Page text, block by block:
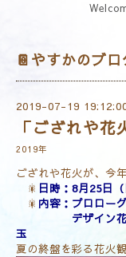
📔やすかのブロ
2019-07-19
「ござれや
2019年
ござれや花火が、今
🎇 日時：8月25日
🎇 内容：プロロー
デザイン花火、
玉
夏の終盤を彩る花火